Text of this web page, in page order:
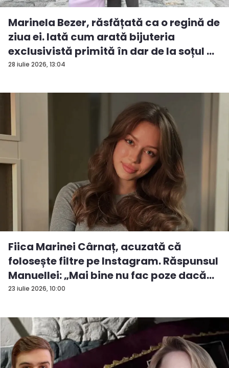
28 iulie 2026, 13:04
Marinela Bezer, răsfățată ca o regină de
ziua ei. Iată cum arată bijuteria
exclusivistă primită în dar de la soțul ...
23 iulie 2026, 10:00
Fiica Marinei Cârnaț, acuzată că
folosește filtre pe Instagram. Răspunsul
Manuellei: „Mai bine nu fac poze dacă...